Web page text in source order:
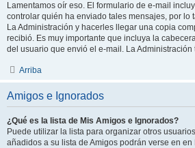
Lamentamos oír eso. El formulario de e-mail
controlar quién ha enviado tales mensajes, por lo
La Administración y hacerles llegar una copia
recibió. Es muy importante que incluya la
del usuario que envió el e-mail. La Administración
Arriba
Amigos e Ignorados
¿Qué es la lista de Mis Amigos e Ignorados?
Puede utilizar la lista para organizar otros
añadidos a su lista de Amigos podrán verse en